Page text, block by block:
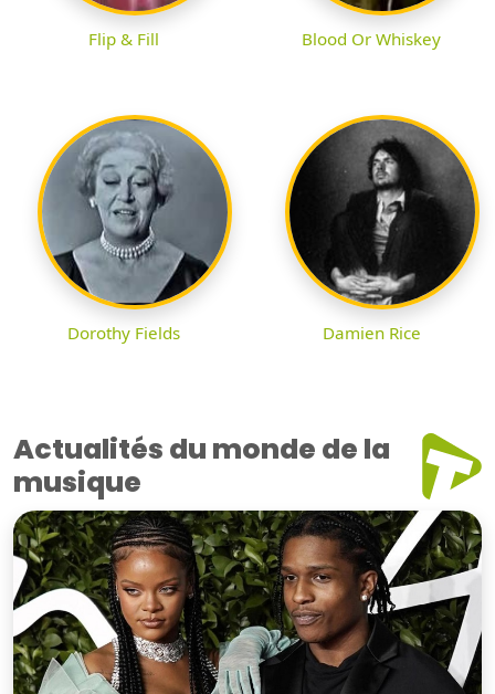
Flip & Fill Blood Or Whiskey
Dorothy Fields Damien Rice
Actualités du monde de la
musique